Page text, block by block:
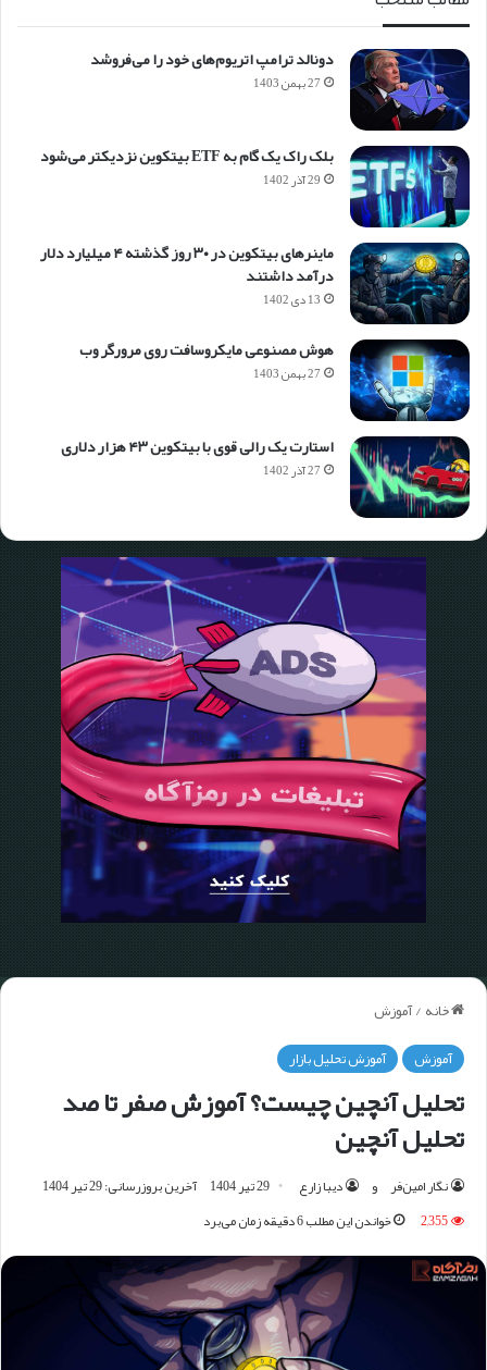
دونالد ترامپ اتریوم‌های خود را می‌فروشد
27 بهمن 1403
بلک راک یک گام به ETF بیتکوین نزدیکتر می‌شود
29 آذر 1402
ماینرهای بیتکوین در ۳۰ روز گذشته ۴ میلیارد دلار
درآمد داشتند
13 دی 1402
هوش مصنوعی مایکروسافت روی مرورگر وب
27 بهمن 1403
استارت یک رالی قوی با بیتکوین ۴۳ هزار دلاری
27 آذر 1402